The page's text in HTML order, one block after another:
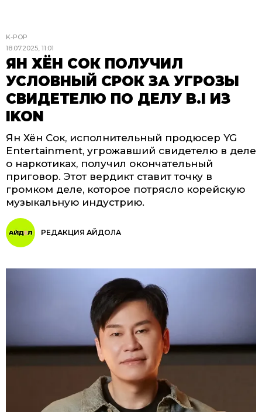
K-POP
18.07.2025, 11:01
ЯН ХЁН СОК ПОЛУЧИЛ
УСЛОВНЫЙ СРОК ЗА УГРОЗЫ
СВИДЕТЕЛЮ ПО ДЕЛУ B.I ИЗ
IKON
Ян Хён Сок, исполнительный продюсер YG
Entertainment, угрожавший свидетелю в деле
о наркотиках, получил окончательный
приговор. Этот вердикт ставит точку в
громком деле, которое потрясло корейскую
музыкальную индустрию.
РЕДАКЦИЯ АЙДОЛА